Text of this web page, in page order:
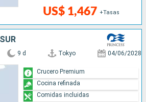
US$ 1,467 +Tasas
9 d Tokyo 04/06/2028
Crucero Premium
Cocina refinada
Comidas incluidas